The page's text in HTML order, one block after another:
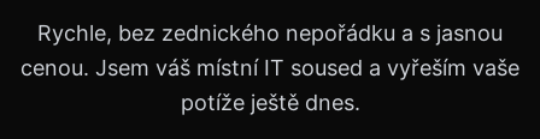
Rychle, bez zednického nepořádku a s jasnou
cenou. Jsem váš místní IT soused a vyřeším vaše
potíže ještě dnes.